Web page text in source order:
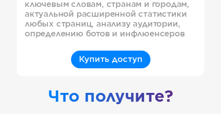
ключевым словам, странам и городам,
актуальной расширенной статистики
любых страниц, анализу аудитории,
определению ботов и инфлюенсеров
Купить доступ
Что получите?